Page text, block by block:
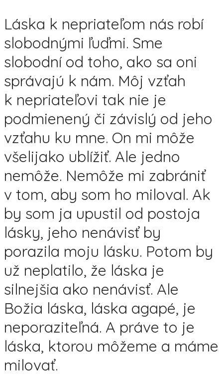
Láska k nepriateľom nás robí
slobodnými ľuďmi. Sme
slobodní od toho, ako sa oni
správajú k nám. Môj vzťah
k nepriateľovi tak nie je
podmienený či závislý od jeho
vzťahu ku mne. On mi môže
všelijako ublížiť. Ale jedno
nemôže. Nemôže mi zabrániť
v tom, aby som ho miloval. Ak
by som ja upustil od postoja
lásky, jeho nenávisť by
porazila moju lásku. Potom by
už neplatilo, že láska je
silnejšia ako nenávisť. Ale
Božia láska, láska agapé, je
neporaziteľná. A práve to je
láska, ktorou môžeme a máme
milovať.